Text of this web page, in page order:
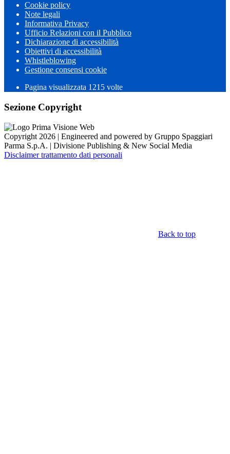
Cookie policy
Note legali
Informativa Privacy
Ufficio Relazioni con il Pubblico
Dichiarazione di accessibilità
Obiettivi di accessibilità
Whistleblowing
Gestione consensi cookie
Pagina visualizzata 1215 volte
Sezione Copyright
Copyright 2026 | Engineered and powered by Gruppo Spaggiari
Parma S.p.A. | Divisione Publishing & New Social Media
Disclaimer trattamento dati personali
Back to top